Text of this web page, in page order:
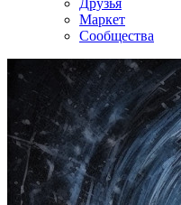
Маркет
Сообщества